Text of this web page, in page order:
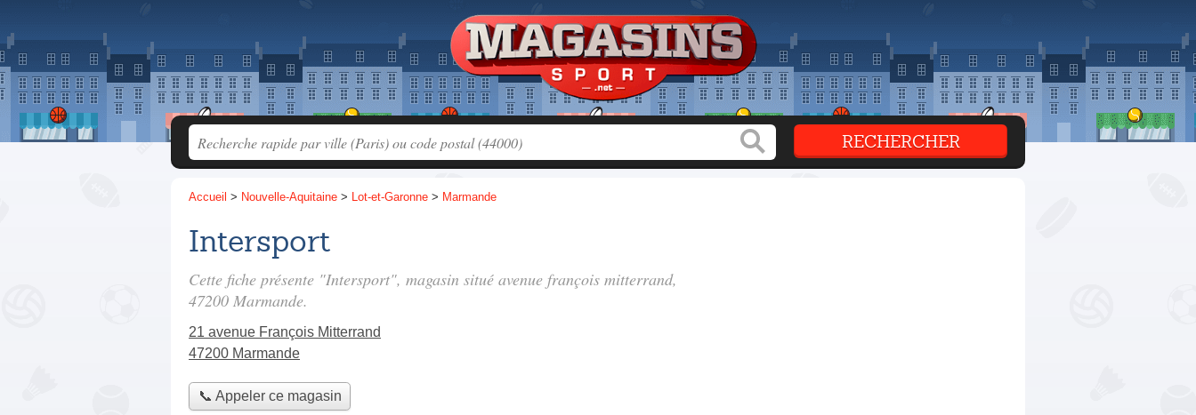
Accueil > Nouvelle-Aquitaine > Lot-et-Garonne > Marmande
Intersport
Cette fiche présente "Intersport", magasin situé avenue françois mitterrand,
47200 Marmande.
21 avenue François Mitterrand
47200 Marmande
📞 Appeler ce magasin